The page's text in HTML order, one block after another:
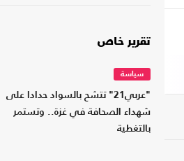
تقرير خاص
سياسة
"عربي21" تتشح بالسواد حدادا على
شهداء الصحافة في غزة.. وتستمر
بالتغطية